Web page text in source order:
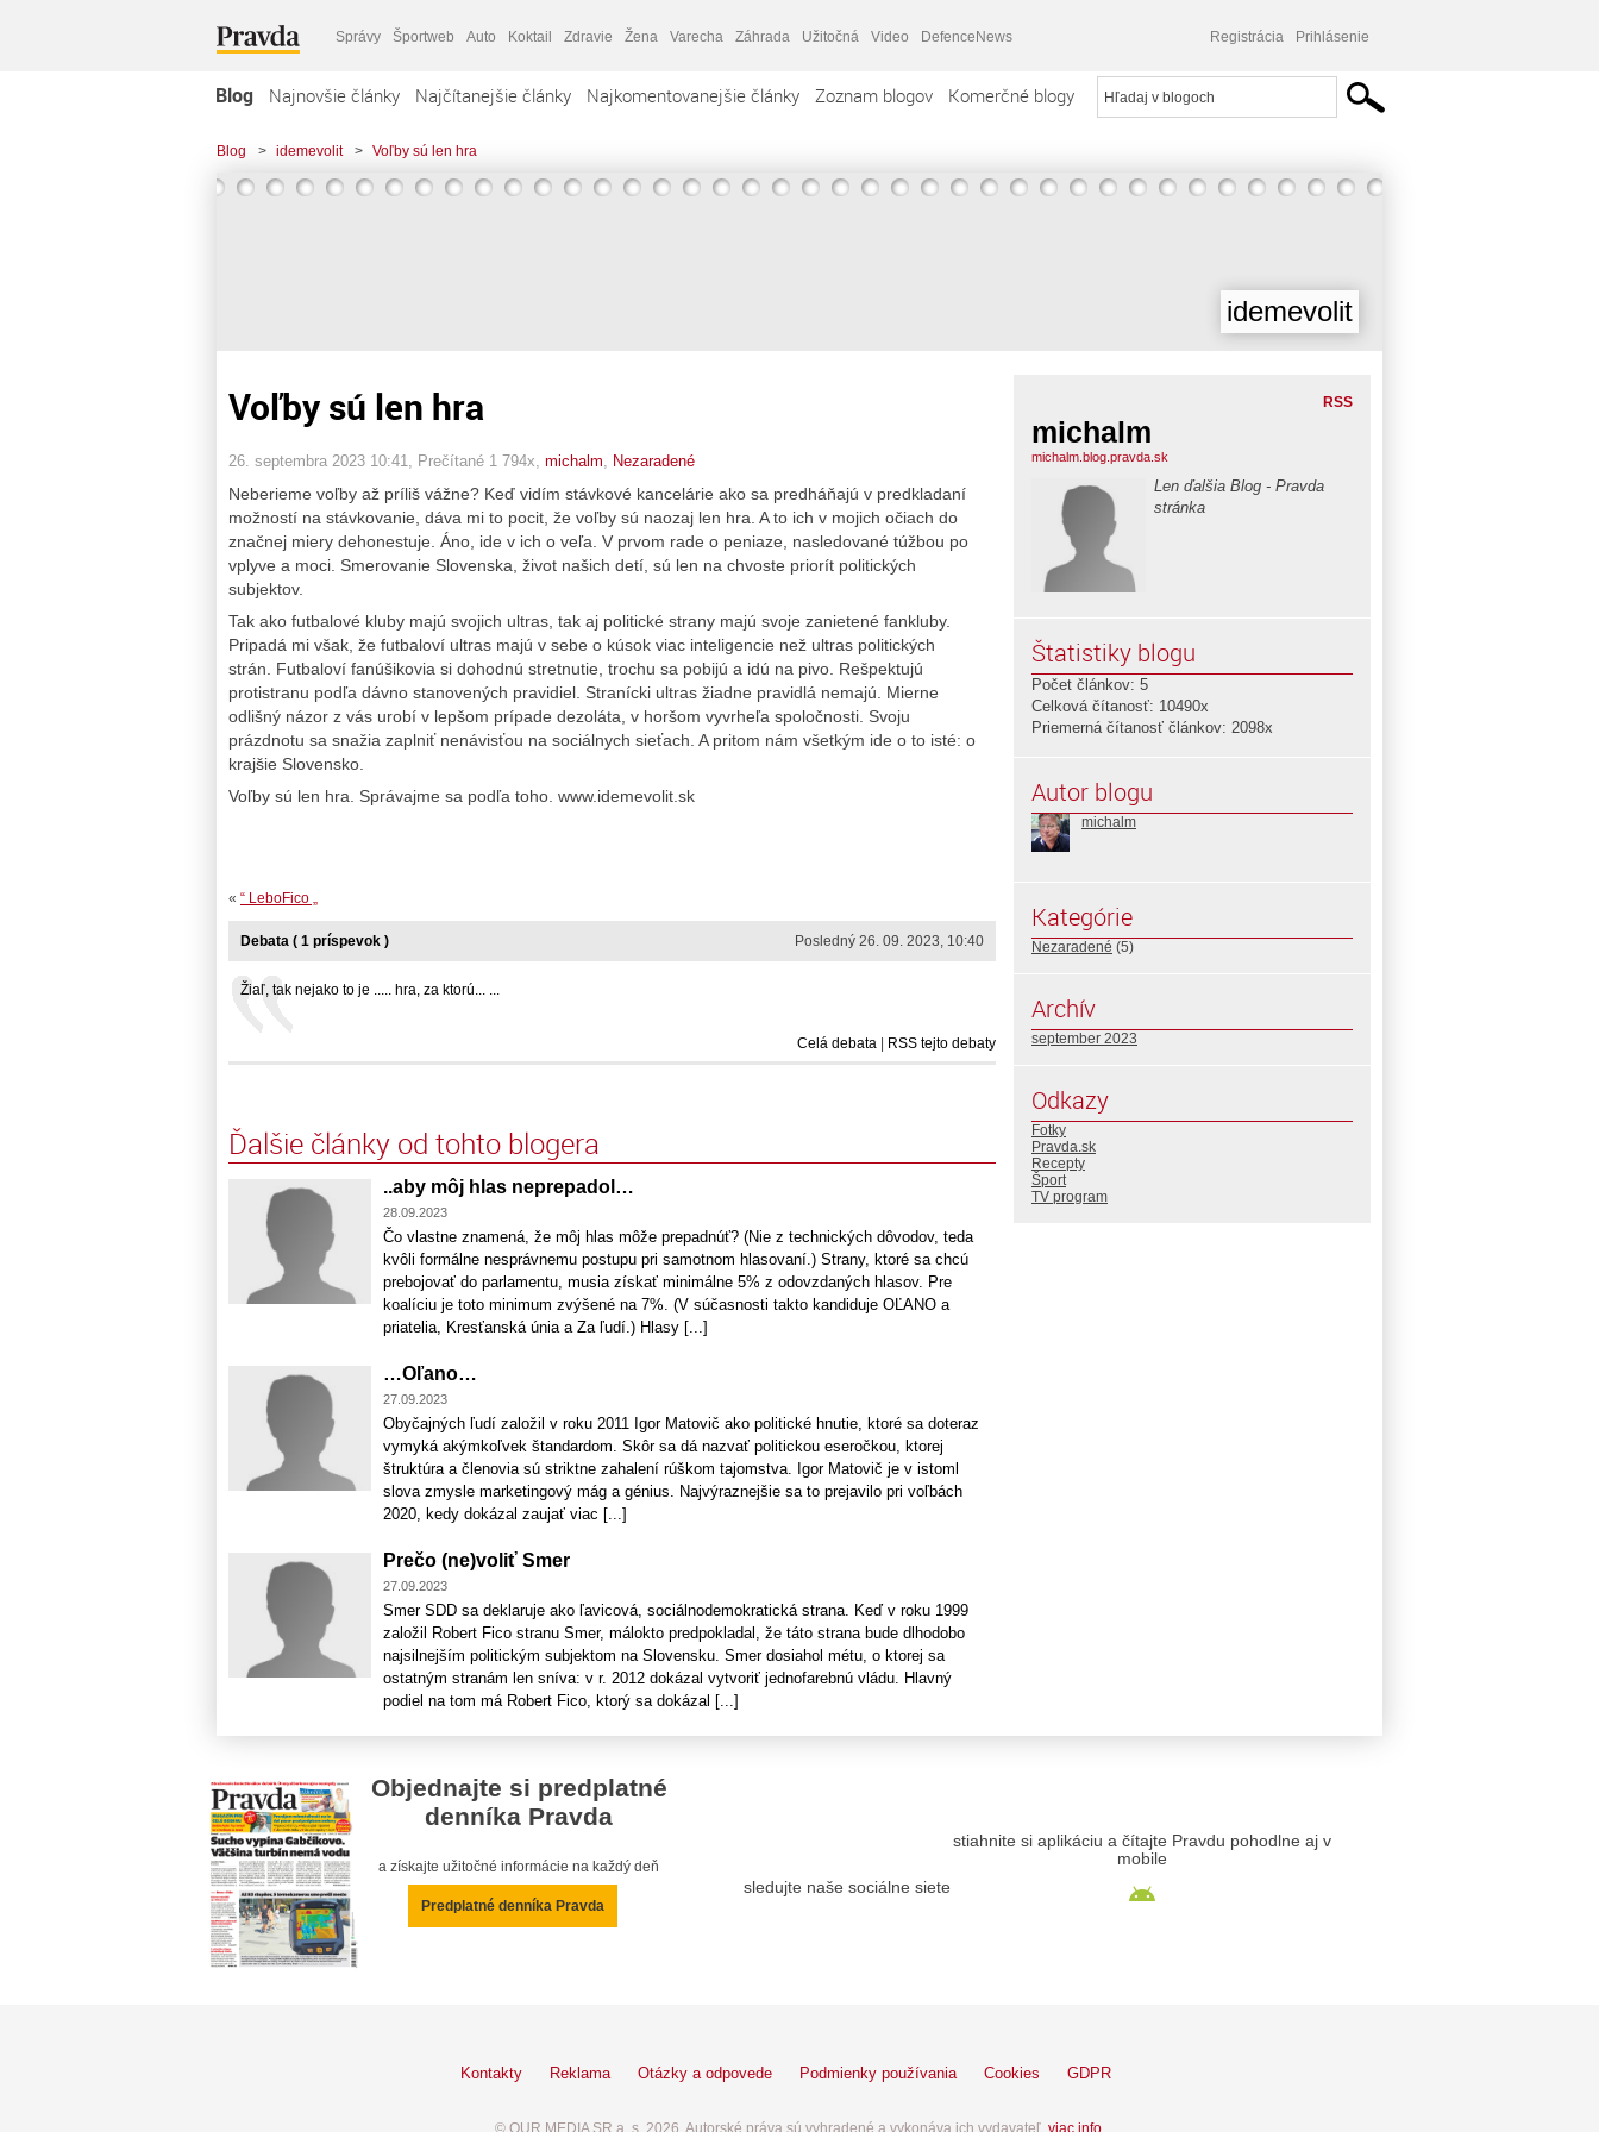
Správy Športweb Auto Koktail Zdravie Žena Varecha Záhrada Užitočná Video DefenceNews Registrácia Prihlásenie
Blog Najnovšie články Najčítanejšie články Najkomentovanejšie články Zoznam blogov Komerčné blogy
Blog > idemevolit > Voľby sú len hra
idemevolit
Voľby sú len hra
26. septembra 2023 10:41 , Prečítané 1 794x, michalm Nezaradené
Neberieme voľby až príliš vážne? Keď vidím stávkové kancelárie ako sa predháňajú v predkladaní
možností na stávkovanie, dáva mi to pocit, že voľby sú naozaj len hra. A to ich v mojich očiach do
značnej miery dehonestuje. Áno, ide v ich o veľa. V prvom rade o peniaze, nasledované túžbou po
vplyve a moci. Smerovanie Slovenska, život našich detí, sú len na chvoste priorít politických
subjektov.
Tak ako futbalové kluby majú svojich ultras, tak aj politické strany majú svoje zanietené fankluby.
Pripadá mi však, že futbaloví ultras majú v sebe o kúsok viac inteligencie než ultras politických
strán. Futbaloví fanúšikovia si dohodnú stretnutie, trochu sa pobijú a idú na pivo. Rešpektujú
protistranu podľa dávno stanovených pravidiel. Stranícki ultras žiadne pravidlá nemajú. Mierne
odlišný názor z vás urobí v lepšom prípade dezoláta, v horšom vyvrheľa spoločnosti. Svoju
prázdnotu sa snažia zaplniť nenávisťou na sociálnych sieťach. A pritom nám všetkým ide o to isté: o
krajšie Slovensko.
Voľby sú len hra. Správajme sa podľa toho. www.idemevolit.sk
« “ LeboFico „
Posledný 26. 09. 2023, 10:40
Debata ( 1 príspevok )
Žiaľ, tak nejako to je ..... hra, za ktorú... ...
Celá debata RSS tejto debaty
Ďalšie články od tohto blogera
..aby môj hlas neprepadol…
28.09.2023
Čo vlastne znamená, že môj hlas môže prepadnúť? (Nie z technických dôvodov, teda
kvôli formálne nesprávnemu postupu pri samotnom hlasovaní.) Strany, ktoré sa chcú
prebojovať do parlamentu, musia získať minimálne 5% z odovzdaných hlasov. Pre
koalíciu je toto minimum zvýšené na 7%. (V súčasnosti takto kandiduje OĽANO a
priatelia, Kresťanská únia a Za ľudí.) Hlasy [...]
…Oľano…
27.09.2023
Obyčajných ľudí založil v roku 2011 Igor Matovič ako politické hnutie, ktoré sa doteraz
vymyká akýmkoľvek štandardom. Skôr sa dá nazvať politickou eseročkou, ktorej
štruktúra a členovia sú striktne zahalení rúškom tajomstva. Igor Matovič je v istoml
slova zmysle marketingový mág a génius. Najvýraznejšie sa to prejavilo pri voľbách
2020, kedy dokázal zaujať viac [...]
Prečo (ne)voliť Smer
27.09.2023
Smer SDD sa deklaruje ako ľavicová, sociálnodemokratická strana. Keď v roku 1999
založil Robert Fico stranu Smer, málokto predpokladal, že táto strana bude dlhodobo
najsilnejším politickým subjektom na Slovensku. Smer dosiahol métu, o ktorej sa
ostatným stranám len sníva: v r. 2012 dokázal vytvoriť jednofarebnú vládu. Hlavný
podiel na tom má Robert Fico, ktorý sa dokázal [...]
RSS
michalm
michalm.blog.pravda.sk
Len ďalšia Blog - Pravda
stránka
Štatistiky blogu
Počet článkov: 5
Celková čítanosť: 10490x
Priemerná čítanosť článkov: 2098x
Autor blogu
michalm
Kategórie
Nezaradené (5)
Archív
september 2023
Odkazy
Fotky
Pravda.sk
Recepty
Šport
TV program
Objednajte si predplatné
denníka Pravda
a získajte užitočné informácie na každý deň
Predplatné denníka Pravda
sledujte naše sociálne siete
stiahnite si aplikáciu a čítajte Pravdu pohodlne aj v
mobile
Kontakty Reklama Otázky a odpovede Podmienky používania Cookies GDPR